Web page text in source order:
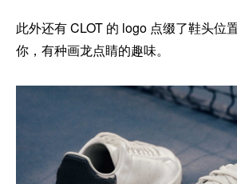
此外还有 CLOT 的 logo 点缀了鞋头位
你，有种画龙点睛的趣味。